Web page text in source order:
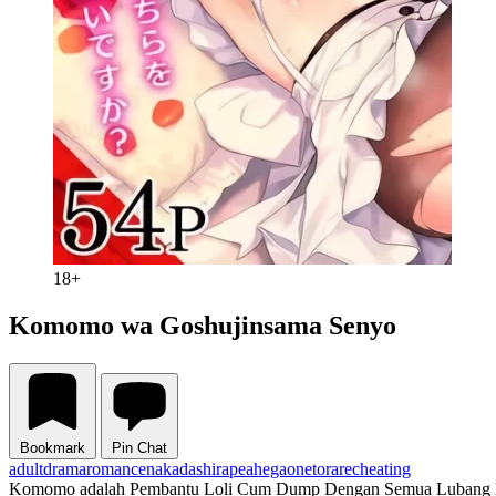
18+
Komomo wa Goshujinsama Senyo
Bookmark Pin Chat
adultdramaromancenakadashirapeahegaonetorarecheating
Komomo adalah Pembantu Loli Cum Dump Dengan Semua